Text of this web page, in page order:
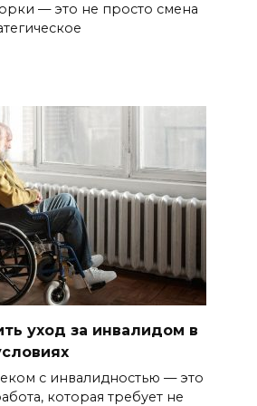
— это не просто смена
уход за инвалидом в
с инвалидностью — это
которая требует не